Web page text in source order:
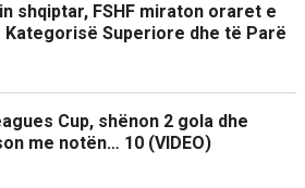
shqiptar, FSHF miraton oraret e
Superiore dhe të Parë
Cup, shënon 2 gola dhe
me notën… 10 (VIDEO)